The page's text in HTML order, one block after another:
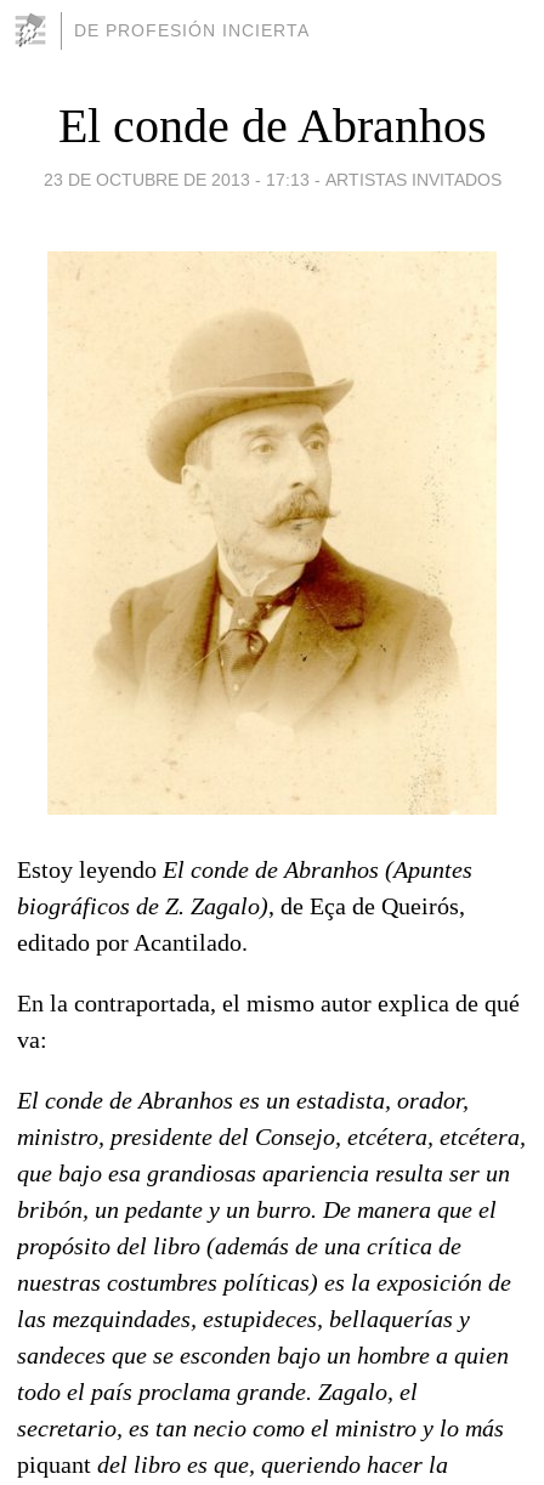
DE PROFESIÓN INCIERTA
El conde de Abranhos
23 DE OCTUBRE DE 2013 - 17:13 - ARTISTAS INVITADOS
Estoy leyendo El conde de Abranhos (Apuntes
biográficos de Z. Zagalo), de Eça de Queirós,
editado por Acantilado.
En la contraportada, el mismo autor explica de qué
va:
El conde de Abranhos es un estadista, orador,
ministro, presidente del Consejo, etcétera, etcétera,
que bajo esa grandiosas apariencia resulta ser un
bribón, un pedante y un burro. De manera que el
propósito del libro (además de una crítica de
nuestras costumbres políticas) es la exposición de
las mezquindades, estupideces, bellaquerías y
sandeces que se esconden bajo un hombre a quien
todo el país proclama grande. Zagalo, el
secretario, es tan necio como el ministro y lo más
piquant del libro es que, queriendo hacer la